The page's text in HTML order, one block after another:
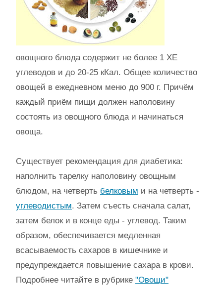
овощного блюда содержит не более 1 ХЕ
углеводов и до 20-25 кКал. Общее количество
овощей в ежедневном меню до 900 г. Причём
каждый приём пищи должен наполовину
состоять из овощного блюда и начинаться
овоща.
Существует рекомендация для диабетика:
наполнить тарелку наполовину овощным
блюдом, на четверть белковым и на четверть -
углеводистым. Затем съесть сначала салат,
затем белок и в конце еды - углевод. Таким
образом, обеспечивается медленная
всасываемость сахаров в кишечнике и
предупреждается повышение сахара в крови.
Подробнее читайте в рубрике "Овощи"